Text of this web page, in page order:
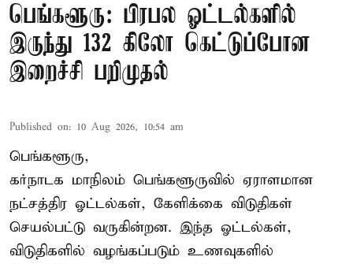
பெங்களூரு: பிரபல ஓட்டல்களில்
இருந்து 132 கிலோ கெட்டுப்போன
இறைச்சி பறிமுதல்
Published on: 10 Aug 2026, 10:54 am
பெங்களூரு,
கர்நாடக மாநிலம் பெங்களூருவில் ஏராளமான
நட்சத்திர ஓட்டல்கள், கேளிக்கை விடுதிகள்
செயல்பட்டு வருகின்றன. இந்த ஓட்டல்கள்,
விடுதிகளில் வழங்கப்படும் உணவுகளில்